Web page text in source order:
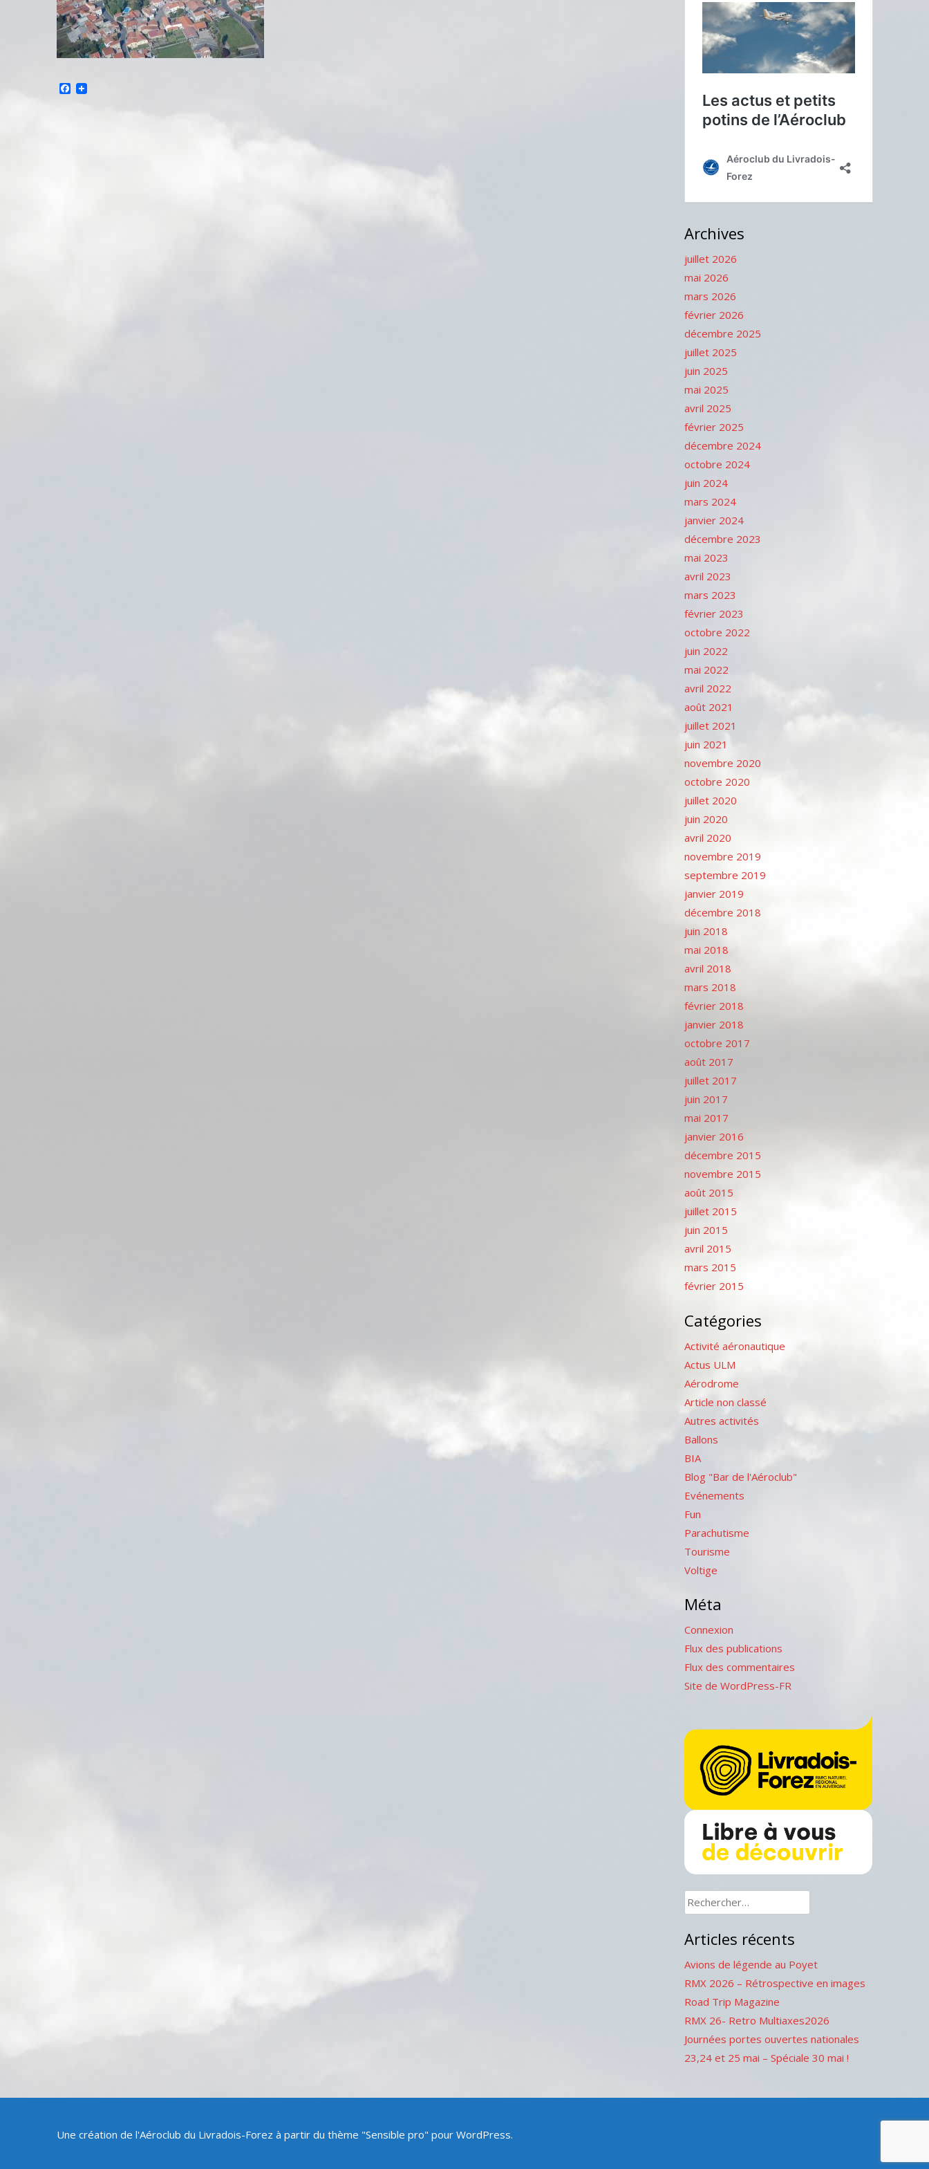
Facebook
Archives
juillet 2026
mai 2026
mars 2026
février 2026
décembre 2025
juillet 2025
juin 2025
mai 2025
avril 2025
février 2025
décembre 2024
octobre 2024
juin 2024
mars 2024
janvier 2024
décembre 2023
mai 2023
avril 2023
mars 2023
février 2023
octobre 2022
juin 2022
mai 2022
avril 2022
août 2021
juillet 2021
juin 2021
novembre 2020
octobre 2020
juillet 2020
juin 2020
avril 2020
novembre 2019
septembre 2019
janvier 2019
décembre 2018
juin 2018
mai 2018
avril 2018
mars 2018
février 2018
janvier 2018
octobre 2017
août 2017
juillet 2017
juin 2017
mai 2017
janvier 2016
décembre 2015
novembre 2015
août 2015
juillet 2015
juin 2015
avril 2015
mars 2015
février 2015
Catégories
Activité aéronautique
Actus ULM
Aérodrome
Article non classé
Autres activités
Ballons
BIA
Blog "Bar de l'Aéroclub"
Evénements
Fun
Parachutisme
Tourisme
Voltige
Méta
Connexion
Flux des publications
Flux des commentaires
Site de WordPress-FR
Rechercher :
Articles récents
Avions de légende au Poyet
RMX 2026 – Rétrospective en images
Road Trip Magazine
RMX 26- Retro Multiaxes2026
Journées portes ouvertes nationales
23,24 et 25 mai – Spéciale 30 mai !
Une création de l'Aéroclub du Livradois-Forez à partir du thème "Sensible pro" pour WordPress.